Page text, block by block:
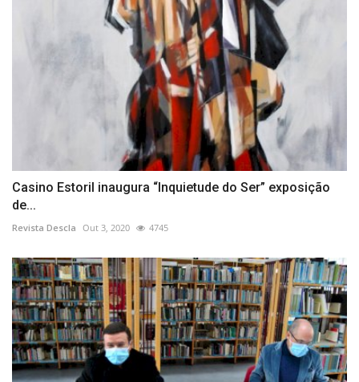
Casino Estoril inaugura “Inquietude do Ser” exposição
de...
Revista Descla Out 3, 2020 4745